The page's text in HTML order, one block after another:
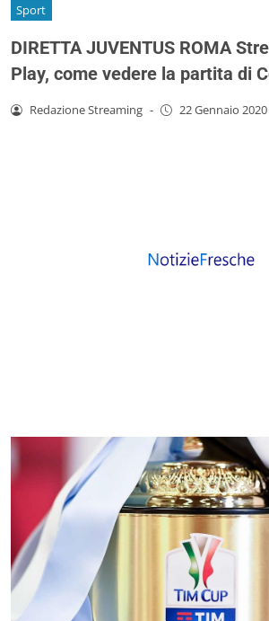
Sport
DIRETTA JUVENTUS ROMA
Play, come vedere la partita di
Redazione Streaming - 22 Gennaio 2020